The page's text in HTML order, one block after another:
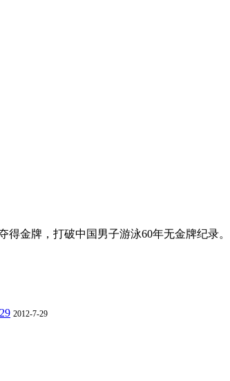
金牌，打破中国男子游泳60年无金牌纪录。
2012-7-29